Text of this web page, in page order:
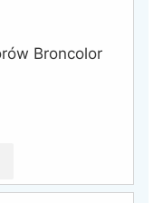
Broncolor